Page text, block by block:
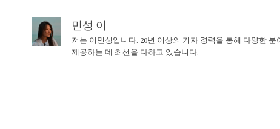
민성 이
저는 이민성입니다. 20년 이상의 기자 경력을 통해 다양한
제공하는 데 최선을 다하고 있습니다.